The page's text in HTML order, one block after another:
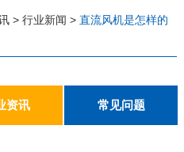
> 行业新闻 > 直流风机是怎样的
资讯 常见问题